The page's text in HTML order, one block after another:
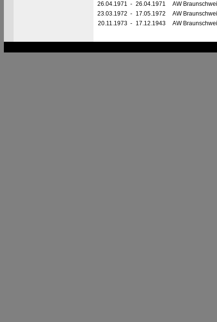
26.04.1971 - 26.04.1971
AW
23.03.1972 - 17.05.1972
AW
20.11.1973 - 17.12.1943 AW